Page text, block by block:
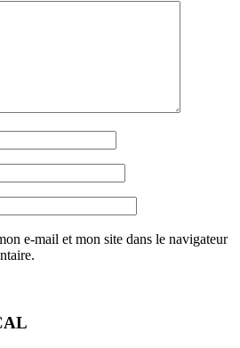
e-mail et mon site dans le navigateur